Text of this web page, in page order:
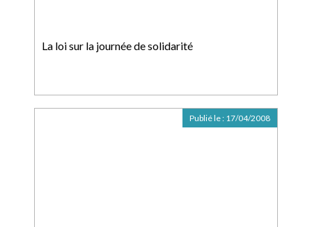
La loi sur la journée de solidarité
Publié le : 17/04/2008